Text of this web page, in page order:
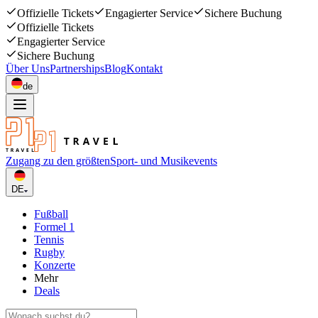
Offizielle Tickets Engagierter Service
Sichere Buchung
Offizielle Tickets
Engagierter Service
Sichere Buchung
Über UnsPartnershipsBlogKontakt
de
Zugang zu den größtenSport- und Musikevents
DE
Fußball
Formel 1
Tennis
Rugby
Konzerte
Mehr
Deals